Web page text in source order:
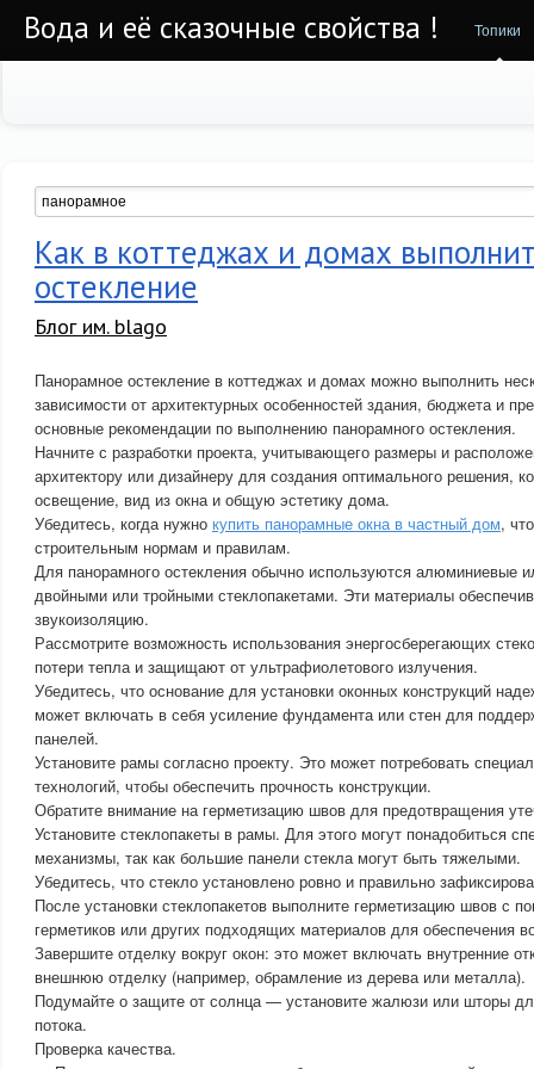
Вода и её сказочные свойства ! Топики
Как в коттеджах и домах
остекление
Блог им. blago
Панорамное остекление в коттеджах и домах можно выполнить
зависимости от архитектурных особенностей здания, бюджета и
основные рекомендации по выполнению панорамного остекления.
Начните с разработки проекта, учитывающего размеры и
архитектору или дизайнеру для создания оптимального решения,
освещение, вид из окна и общую эстетику дома.
Убедитесь, когда нужно купить панорамные окна в частный дом,
строительным нормам и правилам.
Для панорамного остекления обычно используются алюминиевые
двойными или тройными стеклопакетами. Эти материалы
звукоизоляцию.
Рассмотрите возможность использования энергосберегающих
потери тепла и защищают от ультрафиолетового излучения.
Убедитесь, что основание для установки оконных конструкций
может включать в себя усиление фундамента или стен для
панелей.
Установите рамы согласно проекту. Это может потребовать
технологий, чтобы обеспечить прочность конструкции.
Обратите внимание на герметизацию швов для предотвращения
Установите стеклопакеты в рамы. Для этого могут понадобиться
механизмы, так как большие панели стекла могут быть тяжелыми.
Убедитесь, что стекло установлено ровно и правильно
После установки стеклопакетов выполните герметизацию швов с
герметиков или других подходящих материалов для обеспечения
Завершите отделку вокруг окон: это может включать внутренние
внешнюю отделку (например, обрамление из дерева или металла).
Подумайте о защите от солнца — установите жалюзи или шторы
потока.
Проверка качества.